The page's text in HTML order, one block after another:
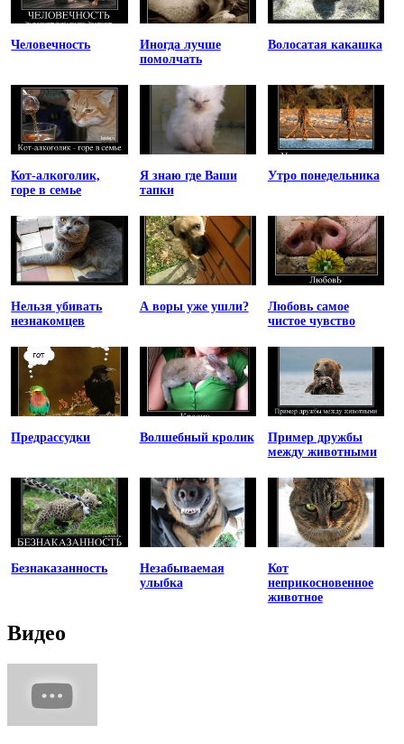
Человечность
Иногда лучше
помолчать
Волосатая какашка
Кот-алкоголик,
горе в семье
Я знаю где Ваши
тапки
Утро понедельника
Нельзя убивать
незнакомцев
А воры уже ушли?
Любовь самое
чистое чувство
Предрассудки Волшебный кролик
Пример дружбы
между животными
Безнаказанность
Незабываемая
улыбка
Кот
неприкосновенное
животное
Видео